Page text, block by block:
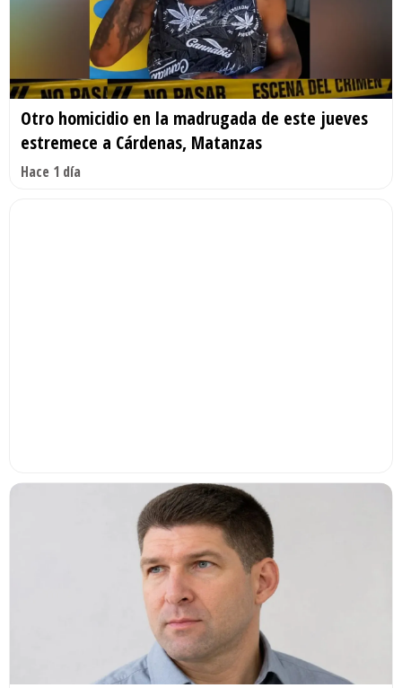
Otro homicidio en la madrugada de este jueves
estremece a Cárdenas, Matanzas
Hace 1 día